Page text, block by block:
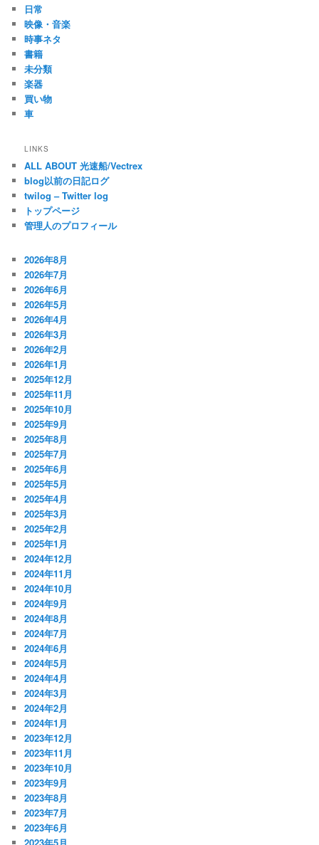
日常
映像・音楽
時事ネタ
書籍
未分類
楽器
買い物
車
LINKS
ALL ABOUT 光速船/Vectrex
blog以前の日記ログ
twilog – Twitter log
トップページ
管理人のプロフィール
2026年8月
2026年7月
2026年6月
2026年5月
2026年4月
2026年3月
2026年2月
2026年1月
2025年12月
2025年11月
2025年10月
2025年9月
2025年8月
2025年7月
2025年6月
2025年5月
2025年4月
2025年3月
2025年2月
2025年1月
2024年12月
2024年11月
2024年10月
2024年9月
2024年8月
2024年7月
2024年6月
2024年5月
2024年4月
2024年3月
2024年2月
2024年1月
2023年12月
2023年11月
2023年10月
2023年9月
2023年8月
2023年7月
2023年6月
2023年5月